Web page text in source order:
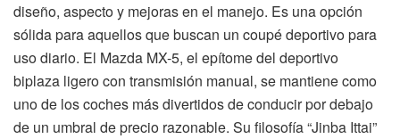
diseño, aspecto y mejoras en el manejo. Es una opción
sólida para aquellos que buscan un coupé deportivo para
uso diario. El Mazda MX-5, el epítome del deportivo
biplaza ligero con transmisión manual, se mantiene como
uno de los coches más divertidos de conducir por debajo
de un umbral de precio razonable. Su filosofía “Jinba Ittai”